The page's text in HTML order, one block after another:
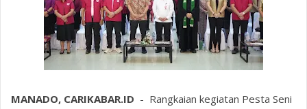
MANADO, CARIKABAR.ID - Rangkaian kegiatan Pesta Seni